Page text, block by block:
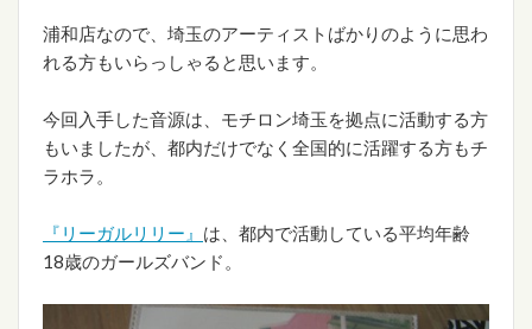
浦和店なので、埼玉のアーティストばかりのように思わ
れる方もいらっしゃると思います。
今回入手した音源は、モチロン埼玉を拠点に活動する方
もいましたが、都内だけでなく全国的に活躍する方もチ
ラホラ。
『リーガルリリー』 は、都内で活動している平均年齢
18歳のガールズバンド。